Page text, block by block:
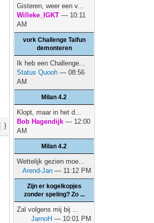
}
Gisteren, weer een v...
Willeke_IGKT — 10:11
AM
vork Challenge Taifun
demonteren
Ik heb een Challenge...
Status Quooh — 08:56
AM
Milan 4.2
Klopt, maar in het d...
Bob Hagendijk — 12:00
AM
Milan 4.2
Wettelijk gezien moe...
Arend-Jan — 11:12 PM
Zijn er kogelkopjes
zonder speling? Zo ...
Zal volgens mij bij ...
JarnoH — 10:01 PM